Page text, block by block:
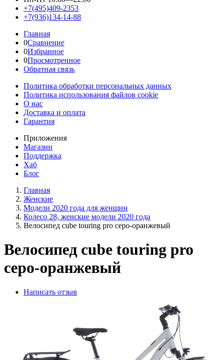
+7(495)409-2353
+7(936)134-14-88
Главная
0Сравнение
0Избранное
0Просмотренное
Обратная связь
Политика обработки персональных данных
Политика использования файлов cookie
О нас
Доставка и оплата
Гарантия
Приложения
Магазин
Поддержка
Хаб
Блог
Главная
Женскиe
Модели 2020 года для женщин
Колесо 28, женские модели 2020 года
Велосипед cube touring pro серо-оранжевый
Велосипед cube touring pro
серо-оранжевый
Написать отзыв